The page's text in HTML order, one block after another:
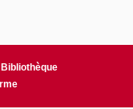
Bibliothèque